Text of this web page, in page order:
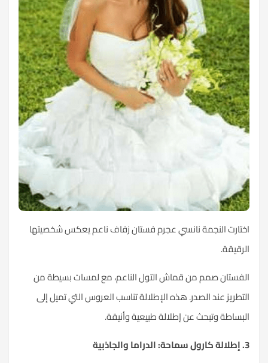
اختارت النجمة نانسي عجرم فستان زفاف ناعم يعكس شخصيتها
الرقيقة.
الفستان صمم من قماش التول الناعم، مع لمسات بسيطة من
التطريز عند الصدر. هذه الإطلالة تناسب العروس التي تميل إلى
البساطة وتبحث عن إطلالة طبيعية وأنيقة.
3. إطلالة كارول سماحة: الدراما والجاذبية